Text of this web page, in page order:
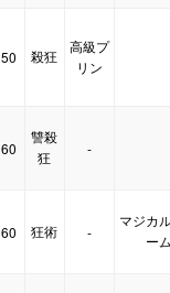
50 殺狂
高級プ
リン
60
讐殺
狂
-
60 狂術 -
マジカ
ー